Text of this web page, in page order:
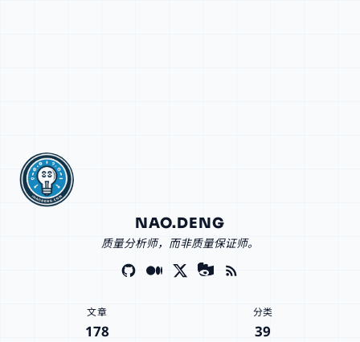
NAO.DENG
质量分析师，而非质量保证师。
文章
178
分类
39